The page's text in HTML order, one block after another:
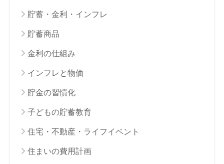
貯蓄・金利・インフレ
貯蓄商品
金利の仕組み
インフレと物価
貯金の習慣化
子どもの貯蓄教育
住宅・不動産・ライフイベント
住まいの費用計画